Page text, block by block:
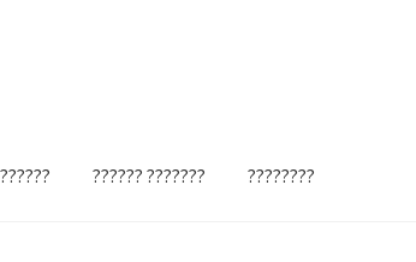
?????? ??????? ????????